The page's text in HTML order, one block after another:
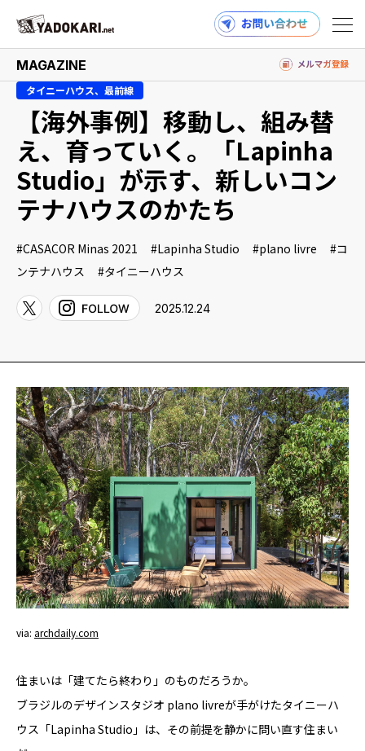
商品検索 読みもの検索
PRODUCTS
MAGAZINE
YADOKARI について
MAGAZINE
タイニーハウス、最前線
【海外事例】移動し、組み替
え、育っていく。「Lapinha
Studio」が示す、新しいコン
テナハウスのかたち
CASACOR Minas 2021 Lapinha Studio plano livre
コ
ンテナハウス
タイニーハウス
2025.12.24
via: archdaily.com
住まいは「建てたら終わり」のものだろうか。
ブラジルのデザインスタジオ plano livreが手がけたタイニーハ
ウス「Lapinha Studio」は、その前提を静かに問い直す住まい